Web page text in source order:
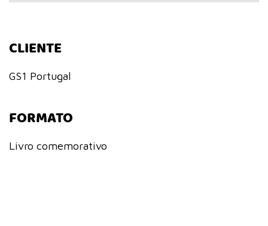
CLIENTE
GS1 Portugal
FORMATO
Livro comemorativo